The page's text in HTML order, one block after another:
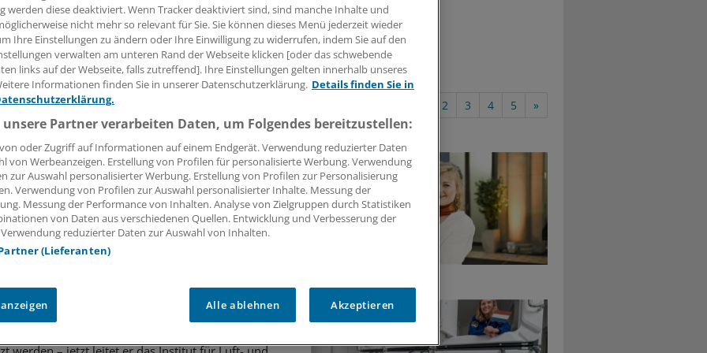
2 3 4 5 »
Screening für
voran
Erkrankung Metachromatische Leukodystrophie.
Neurowissenschaftlerin arbeitet am Aufbau eines
Porträt
und Erde
werden diese deaktiviert. Wenn Tracker deaktiviert sind, sind manche Inhalte und
nicht mehr so relevant für Sie. Sie können dieses Menü jederzeit wieder
Ihre Einstellungen zu ändern oder Ihre Einwilligung zu widerrufen, indem Sie auf den
verwalten am unteren Rand der Webseite klicken [oder das schwebende
links auf der Webseite, falls zutreffend]. Ihre Einstellungen gelten innerhalb unseres
Informationen finden Sie in unserer Datenschutzerklärung. Details finden Sie in
Partner verarbeiten Daten, um Folgendes bereitzustellen:
oder Zugriff auf Informationen auf einem Endgerät. Verwendung reduzierter Daten
von Werbeanzeigen. Erstellung von Profilen für personalisierte Werbung. Verwendung
zur Auswahl personalisierter Werbung. Erstellung von Profilen zur Personalisierung
Verwendung von Profilen zur Auswahl personalisierter Inhalte. Messung der
Messung der Performance von Inhalten. Analyse von Zielgruppen durch Statistiken
von Daten aus verschiedenen Quellen. Entwicklung und Verbesserung der
reduzierter Daten zur Auswahl von Inhalten.
(Lieferanten)
Alle ablehnen Akzeptieren